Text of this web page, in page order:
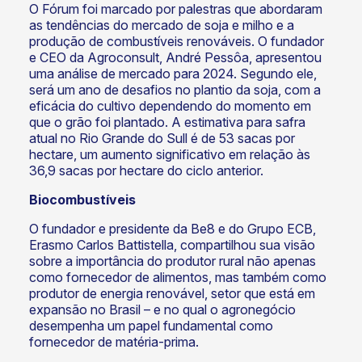
O Fórum foi marcado por palestras que abordaram
as tendências do mercado de soja e milho e a
produção de combustíveis renováveis. O fundador
e CEO da Agroconsult, André Pessôa, apresentou
uma análise de mercado para 2024. Segundo ele,
será um ano de desafios no plantio da soja, com a
eficácia do cultivo dependendo do momento em
que o grão foi plantado. A estimativa para safra
atual no Rio Grande do Sull é de 53 sacas por
hectare, um aumento significativo em relação às
36,9 sacas por hectare do ciclo anterior.
Biocombustíveis
O fundador e presidente da Be8 e do Grupo ECB,
Erasmo Carlos Battistella, compartilhou sua visão
sobre a importância do produtor rural não apenas
como fornecedor de alimentos, mas também como
produtor de energia renovável, setor que está em
expansão no Brasil – e no qual o agronegócio
desempenha um papel fundamental como
fornecedor de matéria-prima.